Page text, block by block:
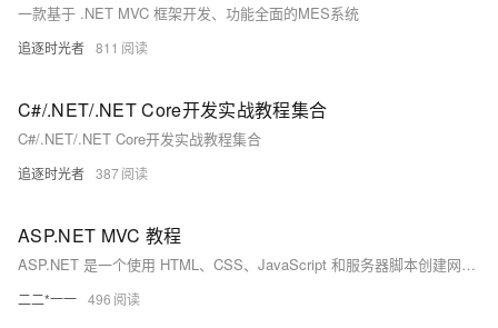
一款基于 .NET MVC 框架开发、功能全面的MES系统
追逐时光者 811
C#/.NET/.NET Core开发实战教程集合
C#/.NET/.NET Core开发实战教程集合
追逐时光者 387
ASP.NET MVC 教程
ASP.NET 是一个使用 HTML、CSS、JavaScript 和服务器脚本创建网页和网站的开发框架。
二二*一一 496